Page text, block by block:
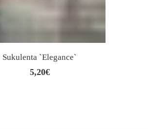
Sukulenta `Elegance`
5,20€